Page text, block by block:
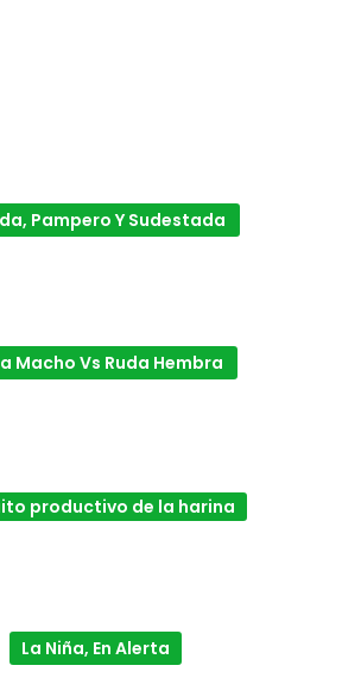
Pampero Y Sudestada
Macho Vs Ruda Hembra
productivo de la harina
La Niña, En Alerta